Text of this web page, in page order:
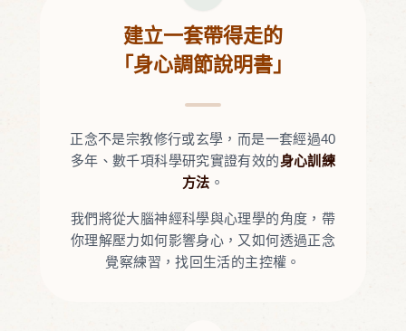
建立一套帶得走的
「身心調節說明書」
正念不是宗教修行或玄學，而是一套經過40
多年、數千項科學研究實證有效的身心訓練
方法 。
我們將從大腦神經科學與心理學的角度，帶
你理解壓力如何影響身心，又如何透過正念
覺察練習，找回生活的主控權。